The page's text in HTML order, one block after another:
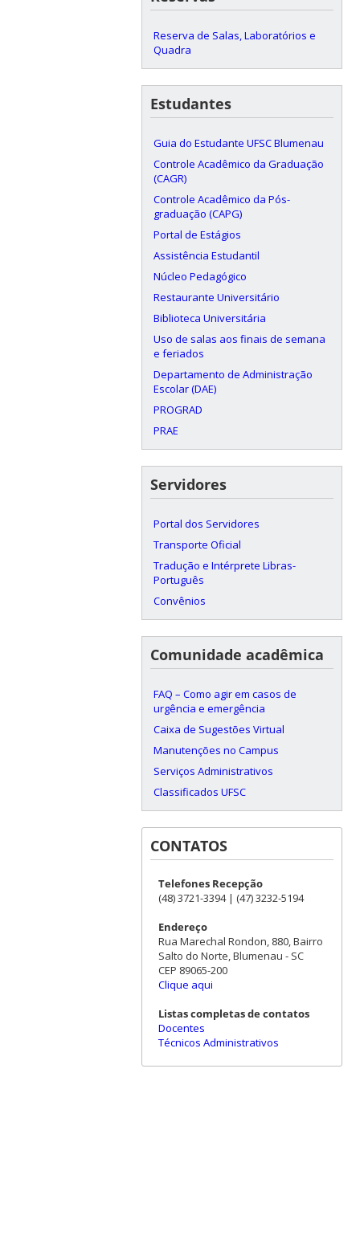
Reserva de Salas, Laboratórios e
Quadra
Estudantes
Guia do Estudante UFSC Blumenau
Controle Acadêmico da Graduação
(CAGR)
Controle Acadêmico da Pós-
graduação (CAPG)
Portal de Estágios
Assistência Estudantil
Núcleo Pedagógico
Restaurante Universitário
Biblioteca Universitária
Uso de salas aos finais de semana
e feriados
Departamento de Administração
Escolar (DAE)
PROGRAD
PRAE
Servidores
Portal dos Servidores
Transporte Oficial
Tradução e Intérprete Libras-
Português
Convênios
Comunidade acadêmica
FAQ – Como agir em casos de
urgência e emergência
Caixa de Sugestões Virtual
Manutenções no Campus
Serviços Administrativos
Classificados UFSC
CONTATOS
Telefones Recepção
(48) 3721-3394 | (47) 3232-5194
Endereço
Rua Marechal Rondon, 880, Bairro
Salto do Norte, Blumenau - SC
CEP 89065-200
Clique aqui
Listas completas de contatos
Docentes
Técnicos Administrativos